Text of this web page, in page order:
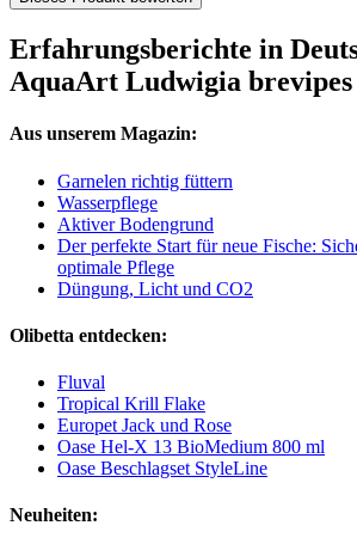
Erfahrungsberichte in
AquaArt Ludwigia brevipes
Aus unserem Magazin:
Garnelen richtig füttern
Wasserpflege
Aktiver Bodengrund
Der perfekte Start für neue Fische:
optimale Pflege
Düngung, Licht und CO2
Olibetta entdecken:
Fluval
Tropical Krill Flake
Europet Jack und Rose
Oase Hel-X 13 BioMedium 800 ml
Oase Beschlagset StyleLine
Neuheiten: